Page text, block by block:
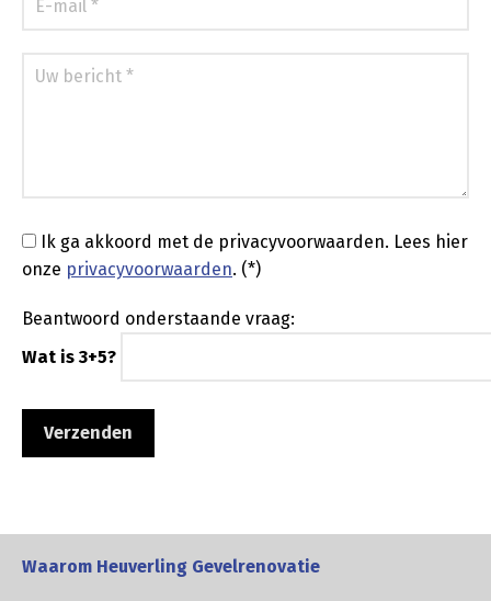
Ik ga akkoord met de privacyvoorwaarden. Lees hier
onze privacyvoorwaarden. (*)
Beantwoord onderstaande vraag:
Wat is 3+5?
Waarom Heuverling Gevelrenovatie